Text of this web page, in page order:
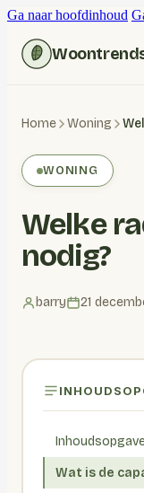
Ga naar hoofdinhoud
Kruiden
Wonen
Blogs
Home Woning
WONING
Welke
nodig?
barry 21
Wat is de